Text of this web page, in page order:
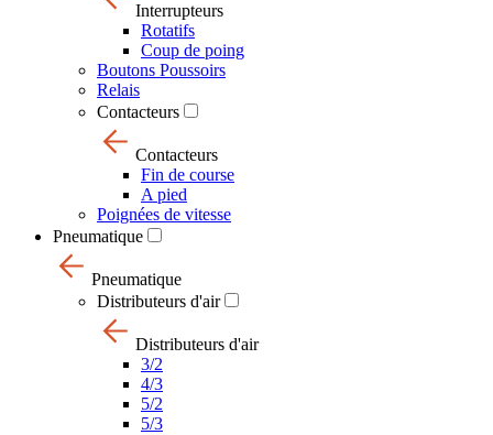
Interrupteurs
Rotatifs
Coup de poing
Boutons Poussoirs
Relais
Contacteurs
Contacteurs
Fin de course
A pied
Poignées de vitesse
Pneumatique
Pneumatique
Distributeurs d'air
Distributeurs d'air
3/2
4/3
5/2
5/3